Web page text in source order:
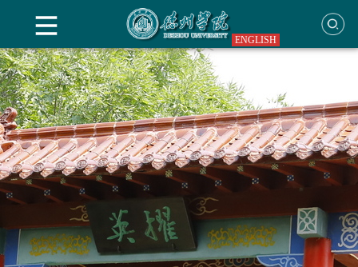
ENGLISH